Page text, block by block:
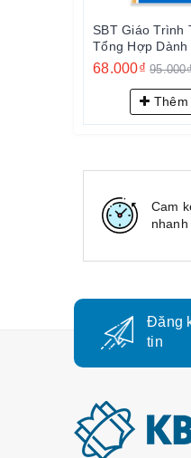
SBT Giáo Trình
Tổng Hợp Dành
Nam - Trung
68.000₫
Cam
nhanh
Đăng
tin